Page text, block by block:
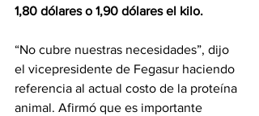
1,80 dólares o 1,90 dólares el kilo.
“No cubre nuestras necesidades”, dijo
el vicepresidente de Fegasur haciendo
referencia al actual costo de la proteína
animal. Afirmó que es importante